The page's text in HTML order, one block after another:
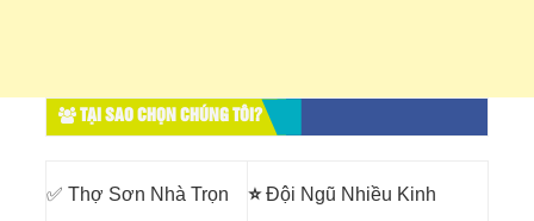
TẠI SAO CHỌN CHÚNG TÔI?
✅ Thợ Sơn Nhà Trọn
⭐Đội Ngũ Nhiều Kinh